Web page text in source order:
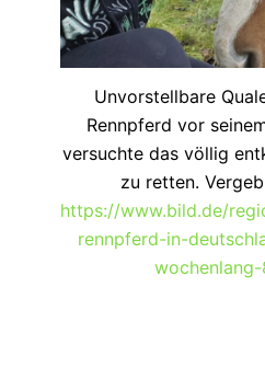
Unvorstellbare
Rennpferd vor
versuchte das völlig
zu retten.
https://www.bild.de/
rennpferd-in-